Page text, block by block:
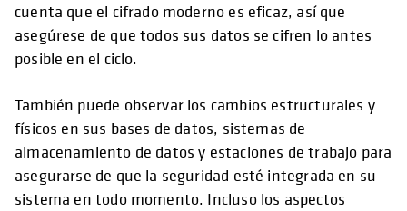
cuenta que el cifrado moderno es eficaz, así que
asegúrese de que todos sus datos se cifren lo antes
posible en el ciclo.
También puede observar los cambios estructurales y
físicos en sus bases de datos, sistemas de
almacenamiento de datos y estaciones de trabajo para
asegurarse de que la seguridad esté integrada en su
sistema en todo momento. Incluso los aspectos